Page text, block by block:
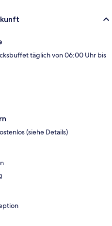
täglich von 06:00 Uhr bis
(siehe Details)